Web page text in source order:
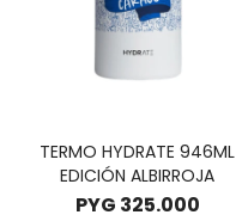
TERMO HYDRATE 946ML
EDICIÓN ALBIRROJA
PYG 325.000